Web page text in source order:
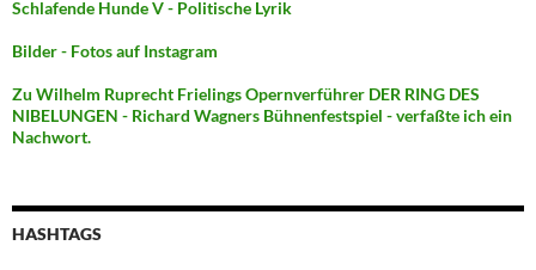
Schlafende Hunde V - Politische Lyrik
Bilder - Fotos auf Instagram
Zu Wilhelm Ruprecht Frielings Opernverführer DER RING DES
NIBELUNGEN - Richard Wagners Bühnenfestspiel - verfaßte ich ein
Nachwort.
HASHTAGS